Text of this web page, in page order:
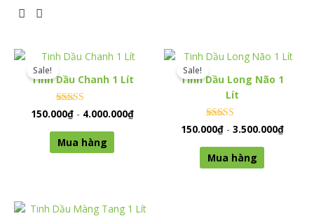
Sale!
Tinh Dầu Chanh 1 Lít
Rated
out of 5
150.000₫- 4.000.000₫
Mua hàng
Sale!
Tinh Dầu Long Não 1
Lít
Rated
0
out of 5
150.000₫- 3.500.000₫
Mua hàng